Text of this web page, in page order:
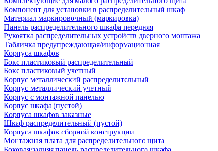
Компонент для установки в распределительный шкаф
Материал маркировочный (маркировка)
Панель распределительного шкафа передняя
Рукоятка распределительных устройств дверного монтажа
Табличка предупреждающая/информационная
Корпуса шкафов
Бокс пластиковый распределительный
Бокс пластиковый учетный
Корпус металлический распределительный
Корпус металлический учетный
Корпус с монтажной панелью
Корпус шкафа (пустой)
Корпуса шкафов заказные
Шкаф распределительный (пустой)
Корпуса шкафов сборной конструкции
Монтажная плата для распределительного щита
Боковая/задняя панель распределительного шкафа